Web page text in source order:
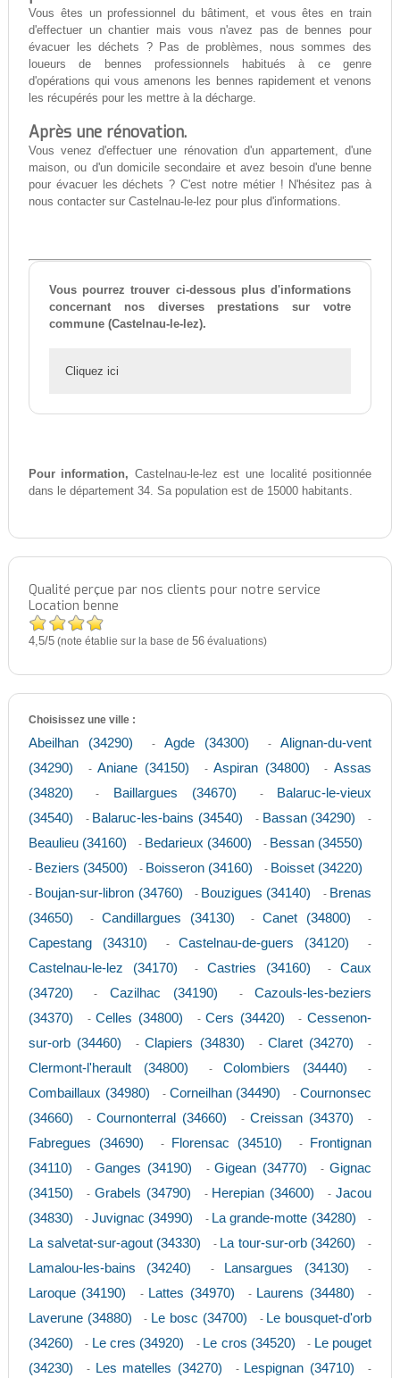
Vous êtes un professionnel du bâtiment, et vous êtes en train
d'effectuer un chantier mais vous n'avez pas de bennes pour
évacuer les déchets ? Pas de problèmes, nous sommes des
loueurs de bennes professionnels habitués à ce genre
d'opérations qui vous amenons les bennes rapidement et venons
les récupérés pour les mettre à la décharge.
Après une rénovation.
Vous venez d'effectuer une rénovation d'un appartement, d'une
maison, ou d'un domicile secondaire et avez besoin d'une benne
pour évacuer les déchets ? C'est notre métier ! N'hésitez pas à
nous contacter sur Castelnau-le-lez pour plus d'informations.
Vous pourrez trouver ci-dessous plus d'informations
concernant nos diverses prestations sur votre
commune (Castelnau-le-lez).
Cliquez ici
Pour information, Castelnau-le-lez est une localité positionnée
dans le département 34. Sa population est de 15000 habitants.
Qualité perçue par nos clients pour notre service
Location benne
4,5/5(note établie sur la base de 56évaluations)
Choisissez une ville :
Abeilhan (34290) -Agde (34300) -Alignan-du-vent
(34290)
-Aniane (34150) -Aspiran (34800) -Assas
(34820)
- Baillargues (34670) -
Balaruc-le-vieux
(34540)
- Balaruc-les-bains (34540) - Bassan (34290) -
Beaulieu (34160) - Bedarieux (34600) - Bessan (34550)
- Beziers (34500) - Boisseron (34160) - Boisset (34220)
- Boujan-sur-libron (34760) - Bouzigues (34140) - Brenas
(34650)
- Candillargues (34130) -Canet (34800) -
Capestang (34310) -Castelnau-de-guers (34120) -
Castelnau-le-lez (34170) - Castries (34160) -Caux
(34720)
- Cazilhac (34190) -Cazouls-les-beziers
(34370)
-Celles (34800) -Cers (34420) -Cessenon-
sur-orb (34460)
-Clapiers (34830) - Claret (34270) -
Clermont-l'herault (34800) -Colombiers (34440) -
Combaillaux (34980) - Corneilhan (34490) -Cournonsec
(34660)
- Cournonterral (34660) -Creissan (34370) -
Fabregues (34690) - Florensac (34510) -
Frontignan
(34110)
-Ganges (34190) -Gigean (34770) -Gignac
(34150)
- Grabels (34790) - Herepian (34600) -Jacou
(34830)
- Juvignac (34990) - La grande-motte (34280) -
La salvetat-sur-agout (34330) - La tour-sur-orb (34260) -
Lamalou-les-bains (34240) - Lansargues (34130) -
Laroque (34190) - Lattes (34970) - Laurens (34480) -
Laverune (34880) - Le bosc (34700) - Le bousquet-d'orb
(34260)
- Le cres (34920) - Le cros (34520) - Le pouget
(34230)
- Les matelles (34270) - Lespignan (34710) -